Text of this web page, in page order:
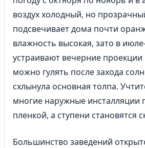
воздух холодный, но
подсвечивает дома почти
влажность высокая, зато в
устраивают вечерние
можно гулять после захода
схлынула основная толпа.
многие наружные инсталляции
пленкой, а ступени становятся
Большинство заведений